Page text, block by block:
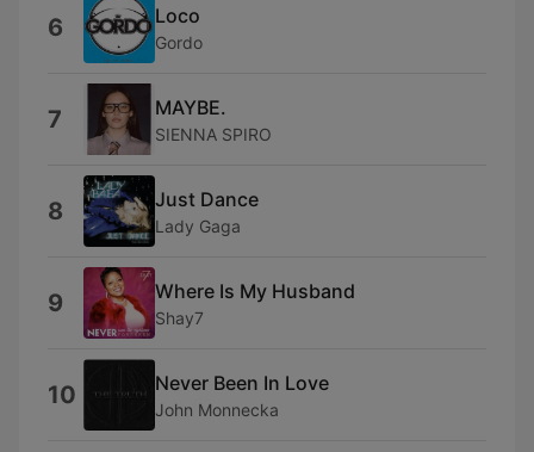
6 Loco
Gordo
7 MAYBE.
SIENNA SPIRO
8 Just Dance
Lady Gaga
9 Where Is My Husband
Shay7
10 Never Been In Love
John Monnecka